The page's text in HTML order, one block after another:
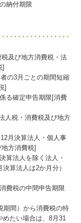
納付期限
及び地方消費税・法
]
の3月ごとの期間短縮
]
る確定申告期限[消費
人税・消費税及び地方
月決算法人・個人事
方消費税]
算法人を除く法人・
算法人は2か月分）
費税の中間申告期限
期間）から消費税の特
めたい場合は、8月31